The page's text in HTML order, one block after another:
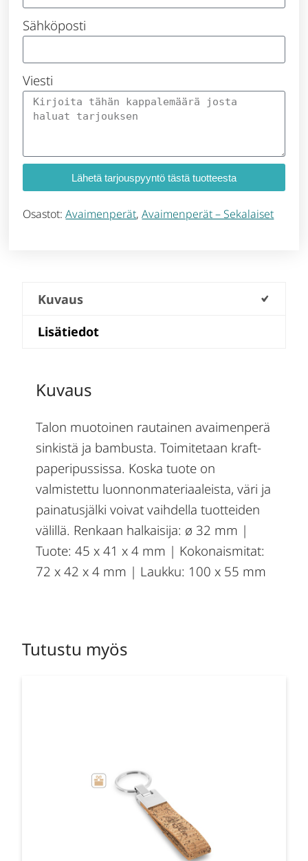
Sähköposti
Viesti
Lähetä tarjouspyyntö tästä tuotteesta
Osastot:Avaimenperät,Avaimenperät – Sekalaiset
Kuvaus
Lisätiedot
Kuvaus
Talon muotoinen rautainen avaimenperä
sinkistä ja bambusta. Toimitetaan kraft-
paperipussissa. Koska tuote on
valmistettu luonnonmateriaaleista, väri ja
painatusjälki voivat vaihdella tuotteiden
välillä. Renkaan halkaisija: ø 32 mm |
Tuote: 45 x 41 x 4 mm | Kokonaismitat:
72 x 42 x 4 mm | Laukku: 100 x 55 mm
Tutustu myös